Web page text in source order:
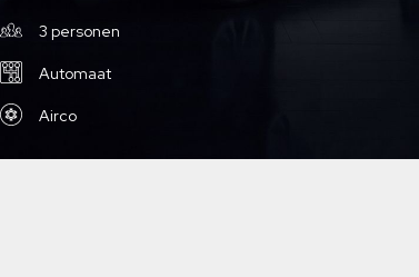
3 personen
Automaat
Airco